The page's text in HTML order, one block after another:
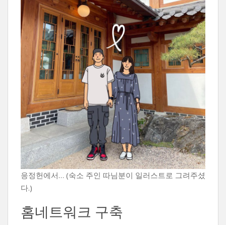
응정헌에서… (숙소 주인 따님분이 일러스트로 그려주셨
다.)
홈네트워크 구축